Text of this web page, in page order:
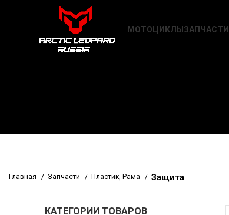
МОТОЦИКЛЫ ЗАПЧАСТИ
Главная Запчасти Пластик, Рама Защита
КАТЕГОРИИ ТОВАРОВ